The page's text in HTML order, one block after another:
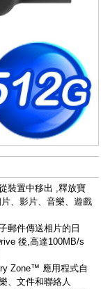
裝置中移出 ,釋放寶
、影片、音樂、遊戲
郵件傳送相片的日
後,高達100MB/s
Zone™ 應用程式自
、文件和聯絡人